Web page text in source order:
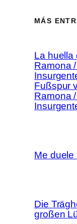
MÁS
La huella
Ramona
Fußspur
Ramona
Me duele
Die
großen